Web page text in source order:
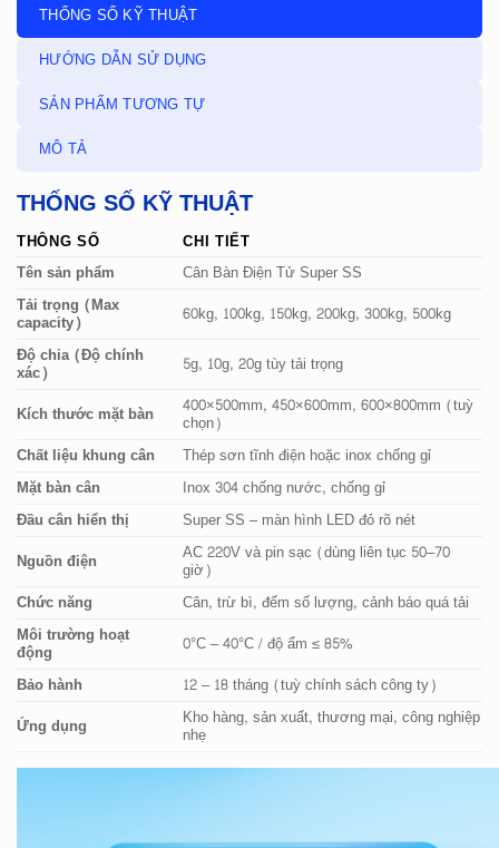
THỐNG SỐ KỸ THUẬT
HƯỚNG DẪN SỬ DỤNG
SẢN PHẨM TƯƠNG TỰ
MÔ TẢ
THỐNG SỐ KỸ THUẬT
THÔNG SỐ
CHI TIẾT
Tên sản phẩm
Cân Bàn Điện Tử Super SS
Tải trọng (Max
capacity)
60kg, 100kg, 150kg, 200kg, 300kg, 500kg
Độ chia (Độ chính
xác)
5g, 10g, 20g tùy tải trọng
Kích thước mặt bàn
400×500mm, 450×600mm, 600×800mm (tuỳ
chọn)
Chất liệu khung cân
Thép sơn tĩnh điện hoặc inox chống gỉ
Mặt bàn cân
Inox 304 chống nước, chống gỉ
Đầu cân hiển thị
Super SS – màn hình LED đỏ rõ nét
Nguồn điện
AC 220V và pin sạc (dùng liên tục 50–70
giờ)
Chức năng
Cân, trừ bì, đếm số lượng, cảnh báo quá tải
Môi trường hoạt
động
0°C – 40°C / độ ẩm ≤ 85%
Bảo hành
12 – 18 tháng (tuỳ chính sách công ty)
Ứng dụng
Kho hàng, sản xuất, thương mại, công nghiệp
nhẹ